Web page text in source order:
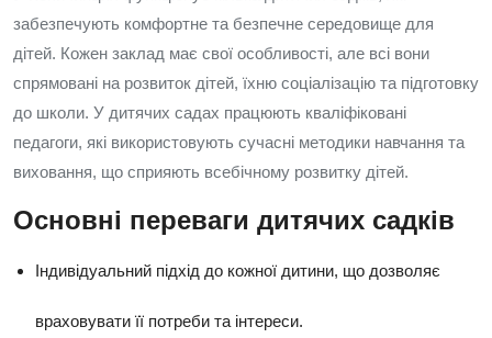
забезпечують комфортне та безпечне середовище для
дітей. Кожен заклад має свої особливості, але всі вони
спрямовані на розвиток дітей, їхню соціалізацію та підготовку
до школи. У дитячих садах працюють кваліфіковані
педагоги, які використовують сучасні методики навчання та
виховання, що сприяють всебічному розвитку дітей.
Основні переваги дитячих садків
Індивідуальний підхід до кожної дитини, що дозволяє
враховувати її потреби та інтереси.